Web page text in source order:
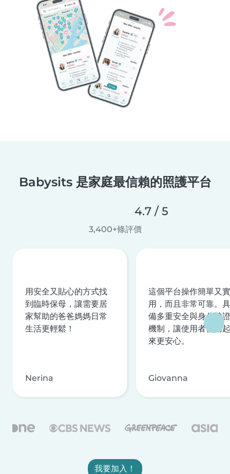
Babysits 是家庭最信賴的照護平台
4.7 / 5
3,400+條評價
用安全又貼心的方式找
到臨時保母，讓需要居
家幫助的爸爸媽媽日常
生活更輕鬆！
Nerina
這個平台操作簡單又實
用，而且非常可靠。具
備多重安全與身分驗證
機制，讓使用者使用起
來更安心。
Giovanna
我要加入！